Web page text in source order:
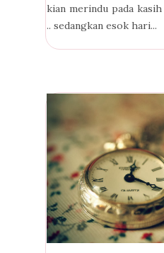
kian merindu pada
.. sedangkan esok hari...